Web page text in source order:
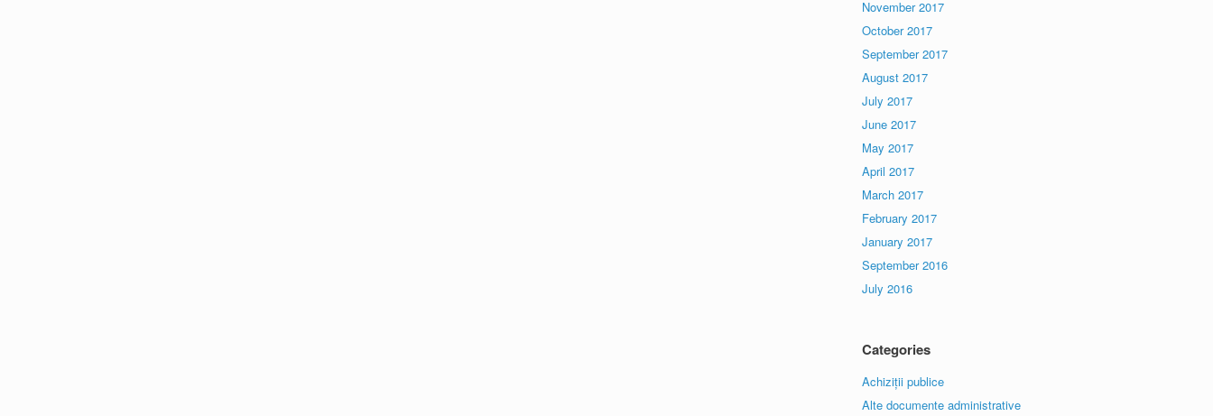
November 2017
October 2017
September 2017
August 2017
July 2017
June 2017
May 2017
April 2017
March 2017
February 2017
January 2017
September 2016
July 2016
Categories
Achiziții publice
Alte documente administrative